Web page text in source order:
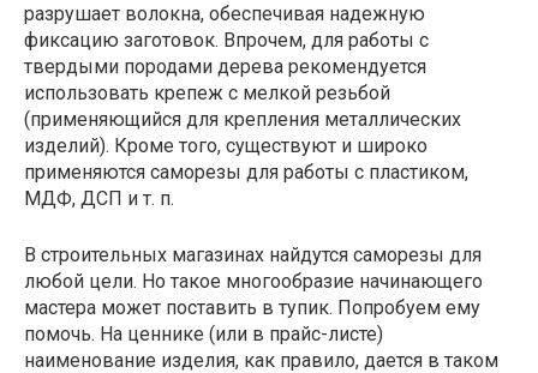
разрушает волокна, обеспечивая надежную
фиксацию заготовок. Впрочем, для работы с
твердыми породами дерева рекомендуется
использовать крепеж с мелкой резьбой
(применяющийся для крепления металлических
изделий). Кроме того, существуют и широко
применяются саморезы для работы с пластиком,
МДФ, ДСП и т. п.
В строительных магазинах найдутся саморезы для
любой цели. Но такое многообразие начинающего
мастера может поставить в тупик. Попробуем ему
помочь. На ценнике (или в прайс-листе)
наименование изделия, как правило, дается в таком